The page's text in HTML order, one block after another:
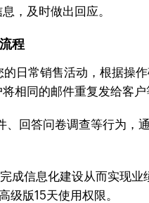
，及时做出回应。
程
日常销售活动，根据操
相同的邮件重复发给客
回答问卷调查等行为
完成信息化建设从而实现
级版15天使用权限。